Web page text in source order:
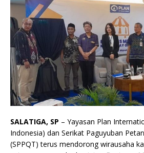
SALATIGA, SP – Yayasan Plan
Indonesia) dan Serikat Paguyuban
(SPPQT) terus mendorong wirausaha